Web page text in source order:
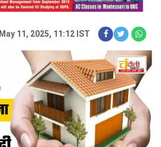
May 11, 2025, 11:12 IST